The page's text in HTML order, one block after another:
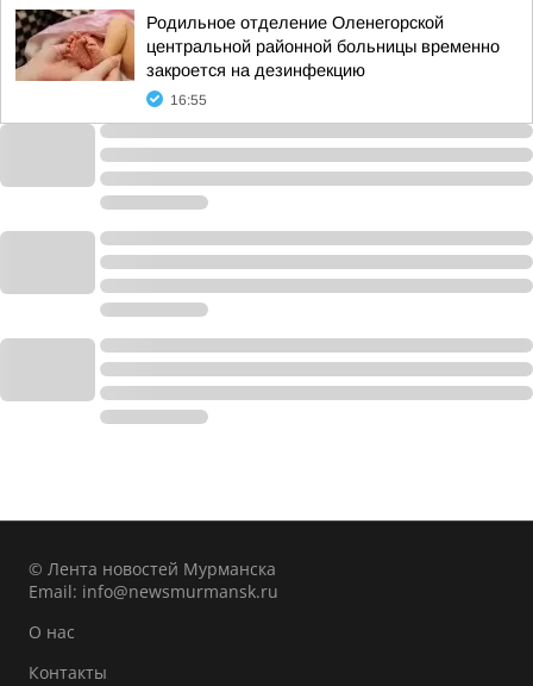
Родильное отделение Оленегорской
центральной районной больницы временно
закроется на дезинфекцию
16:55
© Лента новостей Мурманска
Email: info@newsmurmansk.ru
О нас
Контакты